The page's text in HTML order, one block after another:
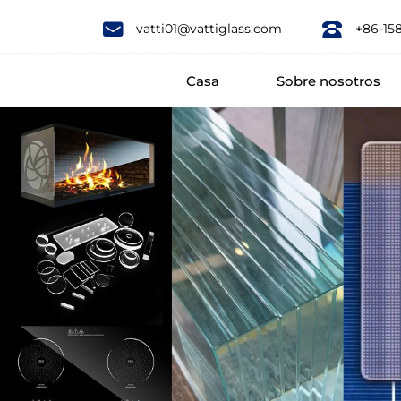
vatti01@vattiglass.com +86-
Casa Sobre nosotros
Fence
glass
is
usually
composed
two
pieces